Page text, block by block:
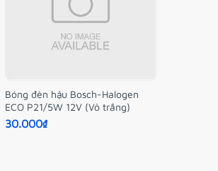
Bóng đèn hậu Bosch-Halogen
ECO P21/5W 12V (Vỏ trắng)
30.000₫